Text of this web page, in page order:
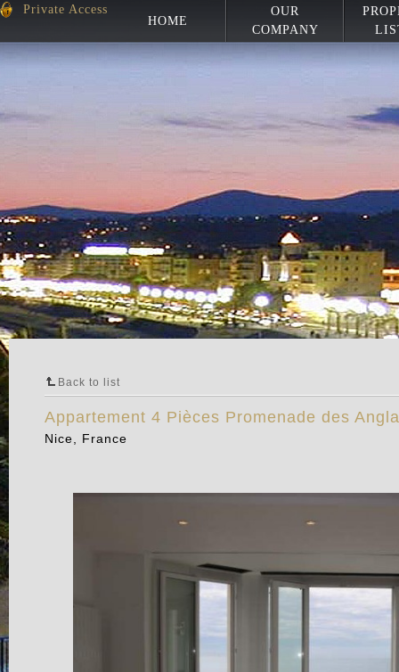
Private Access
HOME
OUR
COMPANY
Back to list
Appartement 4 Pièces Promenade des
Nice, France